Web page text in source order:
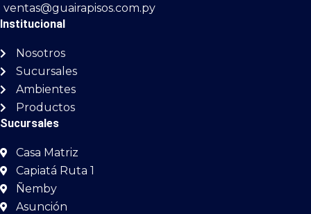
ventas@guairapisos.com.py
Institucional
Nosotros
Sucursales
Ambientes
Productos
Sucursales
Casa Matriz
Capiatá Ruta 1
Ñemby
Asunción